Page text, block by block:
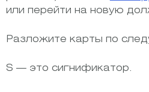
или перейти на новую
Разложите карты по
S — это сигнификатор.